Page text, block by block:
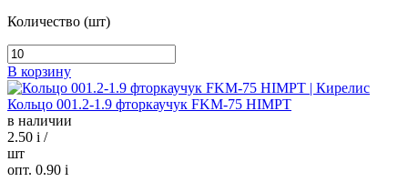
Количество (шт)
В корзину
Кольцо 001.2-1.9 фторкаучук FKM-75 HIMPT
в наличии
2.50 i /
шт
опт. 0.90 i